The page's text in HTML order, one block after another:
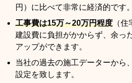
円）に比べて非常に経済的です。
工事費は15万～20万円程度 （
建設費に負担がかからず、余っ
アップができます。
当社の過去の施工データーから
設定を致します。